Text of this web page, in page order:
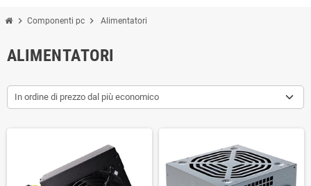
chevron_right Componenti pc chevron_right Alimentatori
ALIMENTATORI
In ordine di prezzo dal più economico